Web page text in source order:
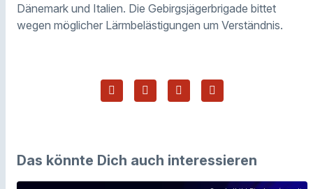
Dänemark und Italien. Die Gebirgsjägerbrigade bittet
wegen möglicher Lärmbelästigungen um Verständnis.
Das könnte Dich auch interessieren